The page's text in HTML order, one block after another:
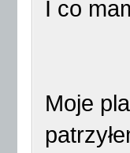
I co
Moje